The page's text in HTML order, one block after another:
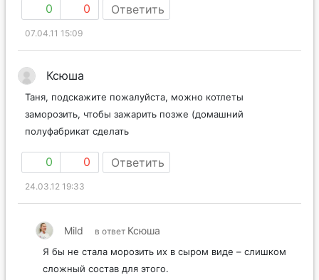
0 0 Ответить
07.04.11 15:09
Ксюша
Таня, подскажите пожалуйста, можно котлеты
заморозить, чтобы зажарить позже (домашний
полуфабрикат сделать
0 0 Ответить
24.03.12 19:33
Mild в ответ Ксюша
Я бы не стала морозить их в сыром виде – слишком
сложный состав для этого.